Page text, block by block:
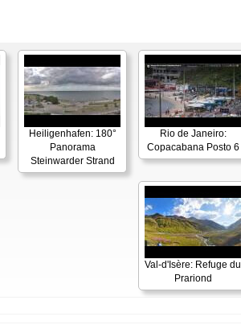
Heiligenhafen: 180°
Panorama
Steinwarder Strand
Rio de Janeiro:
Copacabana Posto 6
Val-d'Isère: Refuge du
Prariond